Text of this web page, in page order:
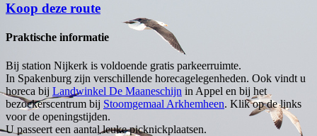
Koop deze route
Praktische informatie
Bij station Nijkerk is voldoende gratis parkeerruimte.
In Spakenburg zijn verschillende horecagelegenheden. Ook vindt u
horeca bij Landwinkel De Maaneschijn in Appel en bij het
bezoekerscentrum bij Stoomgemaal Arkhemheen. Klik op de links
voor de openingstijden.
U passeert een aantal leuke picknickplaatsen.